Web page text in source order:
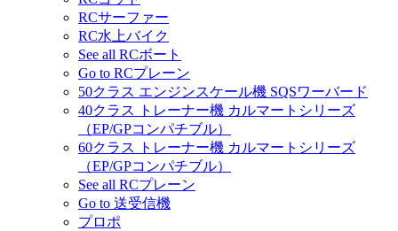
RCサーファー
RC水上バイク
See all RCボート
Go to RCプレーン
50クラス エンジンスケール機 SQSワーバード
40クラス トレーナー機 カルマートシリーズ
（EP/GPコンパチブル）
60クラス トレーナー機 カルマートシリーズ
（EP/GPコンパチブル）
See all RCプレーン
Go to 送受信機
プロポ